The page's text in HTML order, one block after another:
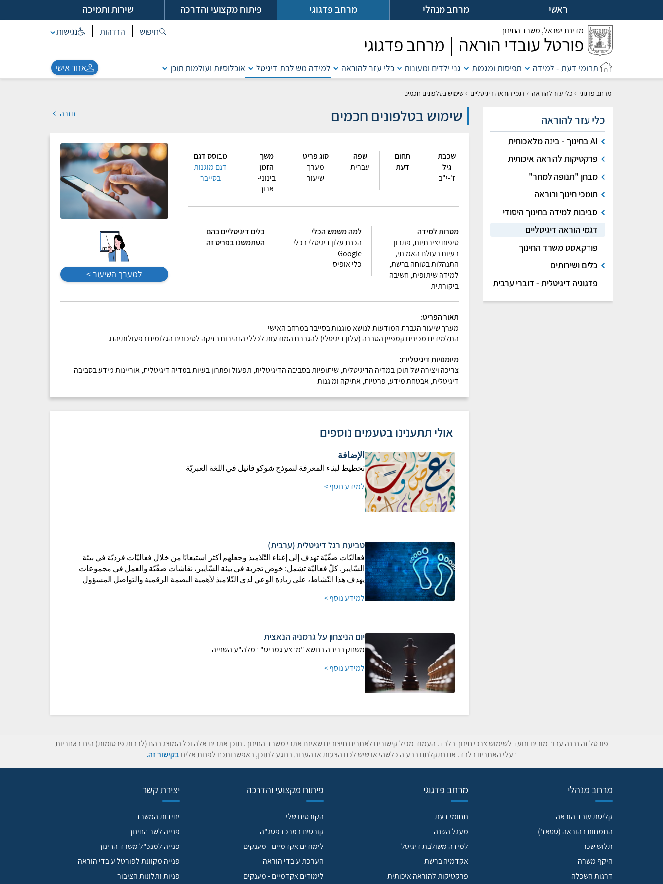
אל
ראשי מרחב מנהלי מרחב פדגוגי פיתוח מקצועי והדרכה שירות ותמיכה
מדינת ישראל, משרד החינוך
פורטל עובדי הוראה מרחב פדגוגי
חיפוש הזדהות נגישות
תחומי דעת - למידה תפיסות ומגמות גני ילדים ומעונות כלי עזר להוראה למידה משולבת דיגיטל אוכלוסיות ועולמות תוכן אזור אישי
מרחב פדגוגי › כלי עזר להוראה › דגמי הוראה דיגיטליים › שימוש בטלפונים חכמים
שימוש בטלפונים חכמים חזרה
שכבת
גיל
ז'-י"ב
תחום
דעת
שפה
עברית
סוג פריט
מערך
שיעור
משך
הזמן
בינוני-
ארוך
מבוסס דגם
דגם מוגנות
בסייבר
מטרות למידה
טיפוח יצירתיות, פתרון
בעיות בעולם האמיתי,
התנהלות בטוחה ברשת,
למידה שיתופית, חשיבה
ביקורתית
למה משמש הכלי
הכנת עלון דיגיטלי בכלי
Google
כלי אופיס
כלים דיגיטליים בהם
השתמשנו בפריט זה
למערך השיעור >
תאור הפריט:
מערך שיעור הגברת המודעות לנושא מוגנות בסייבר במרחב האישי
התלמידים מכינים קמפיין הסברה (עלון דיגיטלי) להגברת המודעות לכללי הזהירות בזיקה לסיכונים הגלומים בפעולותיהם.
מיומנויות דיגיטליות:
צריכה ויצירה של תוכן במדיה הדיגיטלית, שיתופיות בסביבה הדיגיטלית, תפעול ופתרון בעיות במדיה דיגיטלית, אוריינות מידע בסביבה
דיגיטלית, אבטחת מידע, פרטיות, אתיקה ומוגנות
אולי תתענינו בטעמים נוספים
الإضافة
تخطيط لبناء المعرفة لنموذج شوكو فانيل في اللغة العبريّة
למידע נוסף >
טביעת רגל דיגיטלית (ערבית)
فعاليّات صفّيّة تهدف إلى إغناء التّلاميذ وجعلهم أكثر استيعابًا من خلال فعاليّات فرديّة في بيئة
السّايبر. كلّ فعاليّة تشمل: خوض تجربة في بيئة السّايبر، نقاشات صفّيّة والعمل في مجموعات
يهدف هذا النّشاط، على زيادة الوعي لدى التّلاميذ لأهمية البصمة الرقمية والتواصل المسؤول
למידע נוסף >
יום הניצחון על גרמניה הנאצית
משחק בריחה בנושא "מבצע גמביט" במלה"ע השנייה
למידע נוסף >
כלי עזר להוראה
AI בחינוך - בינה מלאכותית
פרקטיקות להוראה איכותית
מבחן "תנופה למחר"
תומכי חינוך והוראה
סביבות למידה בחינוך היסודי
דגמי הוראה דיגיטליים
פודקאסט משרד החינוך
כלים ושירותים
פדגוגיה דיגיטלית - דוברי ערבית
פורטל זה נבנה עבור מורים ונועד לשימוש צרכי חינוך בלבד. העמוד מכיל קישורים לאתרים חיצוניים שאינם אתרי משרד החינוך. תוכן אתרים אלה וכל המוצג בהם (לרבות פרסומות) הינו באחריות
בעלי האתרים בלבד. אם נתקלתם בבעיה כלשהי או שיש לכם הצעות או הערות בנוגע לתוכן, באפשרותכם לפנות אלינו בקישור זה.
מרחב מנהלי
קליטת עובד הוראה
התמחות בהוראה (סטאז')
תלוש שכר
היקף משרה
דרגות השכלה
מרחב פדגוגי
תחומי דעת
מעגל השנה
למידה משולבת דיגיטל
אקדמיה ברשת
פרקטיקות להוראה איכותית
פיתוח מקצועי והדרכה
הקורסים שלי
קורסים במרכז פסג"ה
לימודים אקדמיים - מענקים
הערכת עובדי הוראה
לימודים אקדמיים - מענקים
יצירת קשר
יחידות המשרד
פנייה לשר החינוך
פנייה למנכ"ל משרד החינוך
פנייה מקוונת לפורטל עובדי הוראה
פניות ותלונות הציבור